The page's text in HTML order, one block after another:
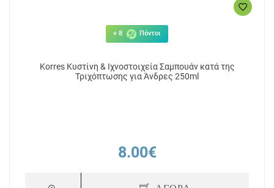
+ 8 Πόντοι
Korres Κυστίνη & Ιχνοστοιχεία Σαμπουάν κατά της
Τριχόπτωσης για Άνδρες 250ml
8.00€